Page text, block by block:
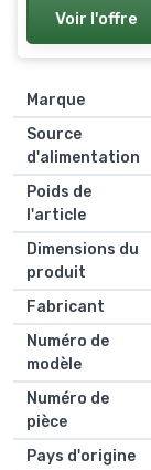
HaieVoir l'offre
Marque
Source
d'alimentation
Poids de
l'article
Dimensions du
produit
Fabricant
Numéro de
modèle
Numéro de
pièce
Pays d'origine